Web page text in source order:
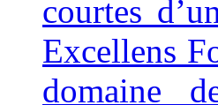
courtes
Excellens
domaine